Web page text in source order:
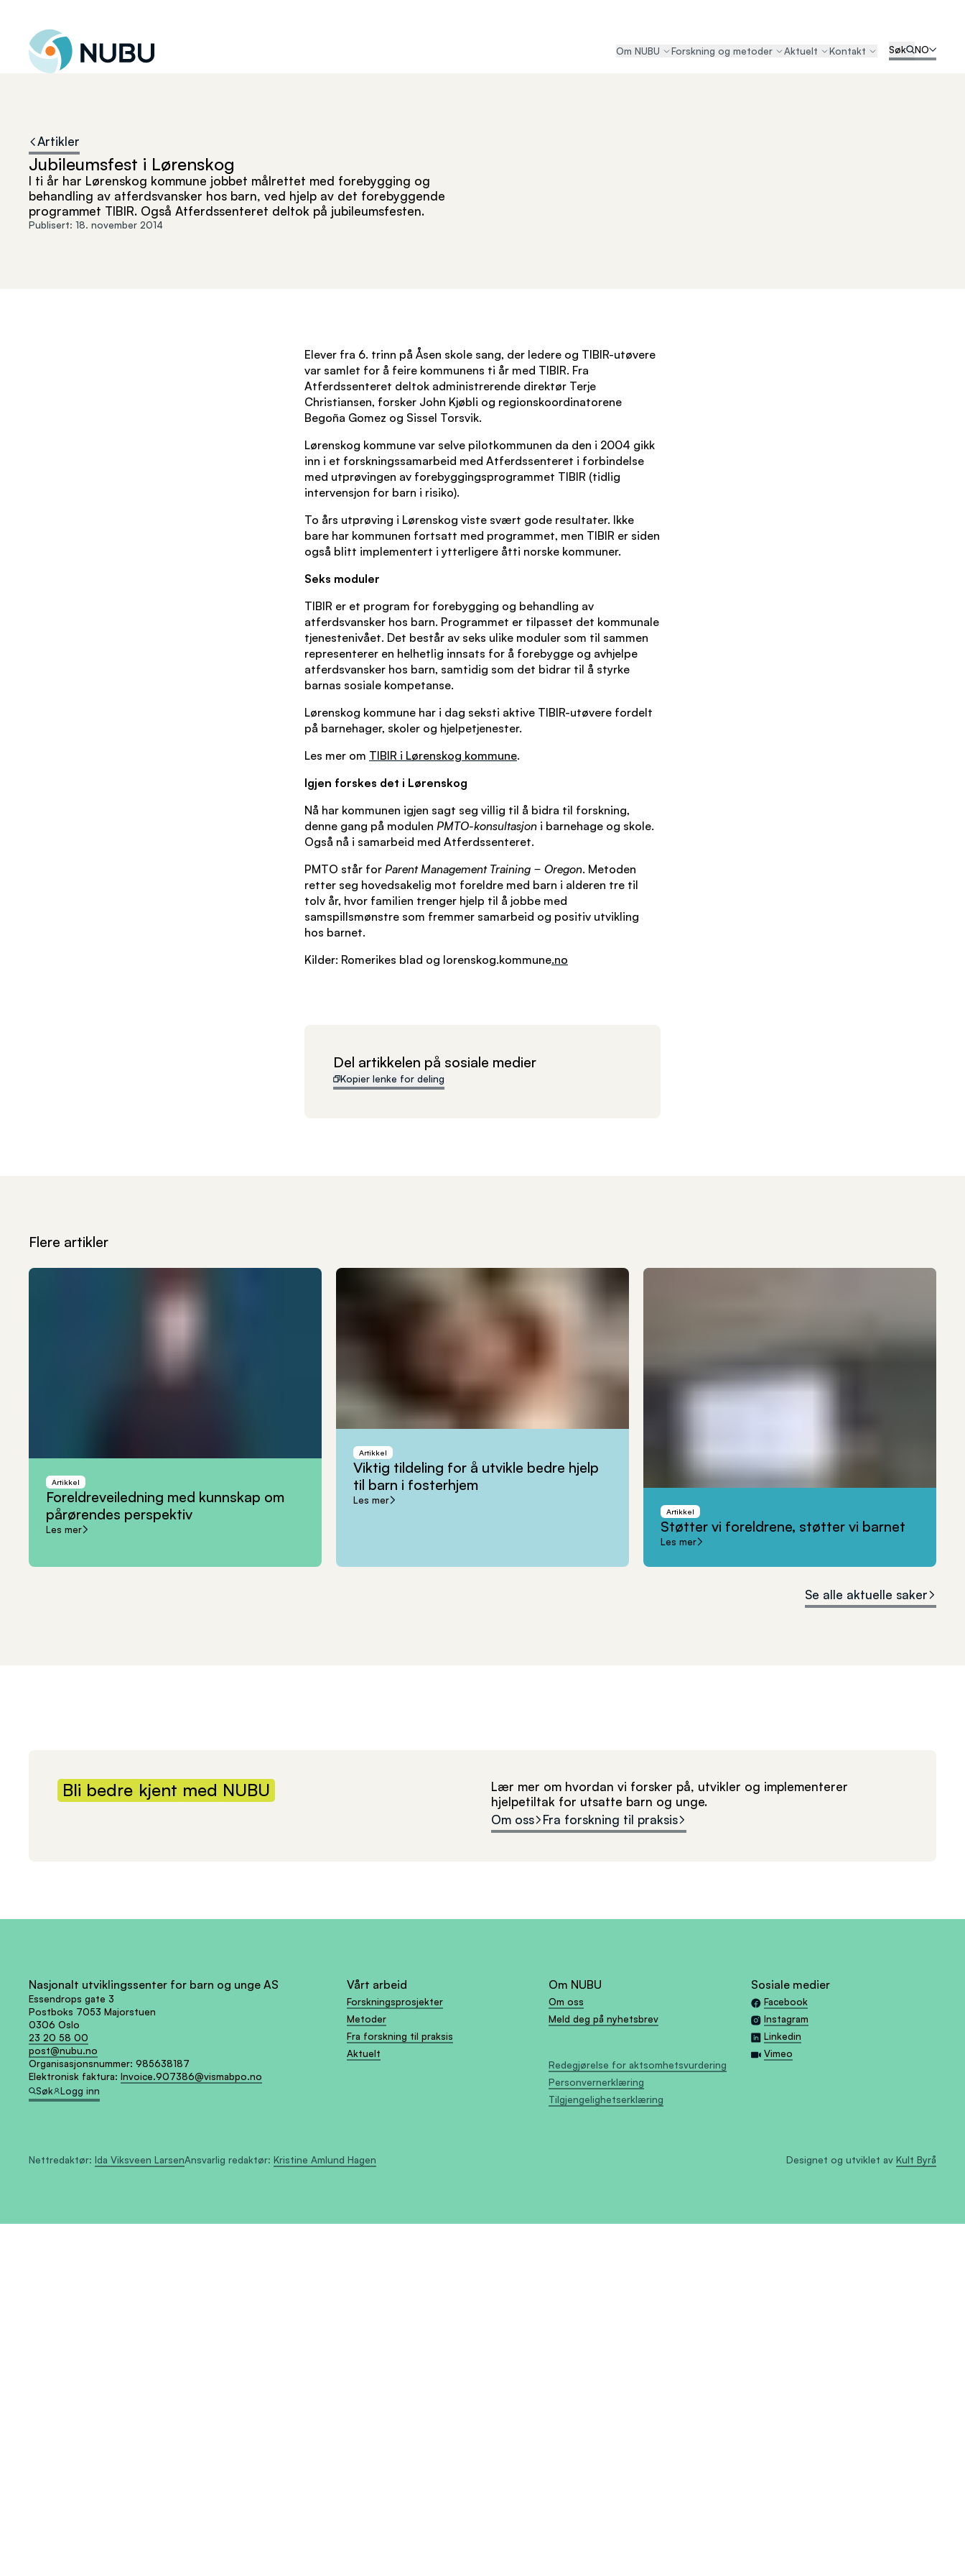
Til forsiden
Om NUBU Forskning og metoder Aktuelt Kontakt Søk NO
Artikler
Jubileumsfest i Lørenskog
I ti år har Lørenskog kommune jobbet målrettet med forebygging og
behandling av atferdsvansker hos barn, ved hjelp av det forebyggende
programmet TIBIR. Også Atferdssenteret deltok på jubileumsfesten.
Publisert: 18. november 2014
Elever fra 6. trinn på Åsen skole sang, der ledere og TIBIR-utøvere
var samlet for å feire kommunens ti år med TIBIR. Fra
Atferdssenteret deltok administrerende direktør Terje
Christiansen, forsker John Kjøbli og regionskoordinatorene
Begoña Gomez og Sissel Torsvik.
Lørenskog kommune var selve pilotkommunen da den i 2004 gikk
inn i et forskningssamarbeid med Atferdssenteret i forbindelse
med utprøvingen av forebyggingsprogrammet TIBIR (tidlig
intervensjon for barn i risiko).
To års utprøving i Lørenskog viste svært gode resultater. Ikke
bare har kommunen fortsatt med programmet, men TIBIR er siden
også blitt implementert i ytterligere åtti norske kommuner.
Seks moduler
TIBIR er et program for forebygging og behandling av
atferdsvansker hos barn. Programmet er tilpasset det kommunale
tjenestenivået. Det består av seks ulike moduler som til sammen
representerer en helhetlig innsats for å forebygge og avhjelpe
atferdsvansker hos barn, samtidig som det bidrar til å styrke
barnas sosiale kompetanse.
Lørenskog kommune har i dag seksti aktive TIBIR-utøvere fordelt
på barnehager, skoler og hjelpetjenester.
Les mer om TIBIR i Lørenskog kommune.
Igjen forskes det i Lørenskog
Nå har kommunen igjen sagt seg villig til å bidra til forskning,
denne gang på modulen PMTO-konsultasjon i barnehage og skole.
Også nå i samarbeid med Atferdssenteret.
PMTO står for Parent Management Training − Oregon. Metoden
retter seg hovedsakelig mot foreldre med barn i alderen tre til
tolv år, hvor familien trenger hjelp til å jobbe med
samspillsmønstre som fremmer samarbeid og positiv utvikling
hos barnet.
Kilder: Romerikes blad og lorenskog.kommune.no
Del artikkelen på sosiale medier
Kopier lenke for deling
Flere artikler
Artikkel
Foreldreveiledning med kunnskap om
pårørendes perspektiv
Les mer
Artikkel
Viktig tildeling for å utvikle bedre hjelp
til barn i fosterhjem
Les mer
Artikkel
Støtter vi foreldrene, støtter vi barnet
Les mer
Se alle aktuelle saker
Bli bedre kjent med NUBU
Lær mer om hvordan vi forsker på, utvikler og implementerer
hjelpetiltak for utsatte barn og unge.
Om oss
Fra forskning til praksis
Nasjonalt utviklingssenter for barn og unge AS
Essendrops gate 3
Postboks 7053 Majorstuen
0306 Oslo
23 20 58 00
post@nubu.no
Organisasjonsnummer: 985638187
Elektronisk faktura: Invoice.907386@vismabpo.no
Søk
Logg inn
Vårt arbeid
Forskningsprosjekter
Metoder
Fra forskning til praksis
Aktuelt
Om NUBU
Om oss
Meld deg på nyhetsbrev
Redegjørelse for aktsomhetsvurdering
Personvernerklæring
Tilgjengelighetserklæring
Sosiale medier
Facebook
Instagram
Linkedin
Vimeo
Nettredaktør: Ida Viksveen LarsenAnsvarlig redaktør: Kristine Amlund Hagen Designet og utviklet av Kult Byrå